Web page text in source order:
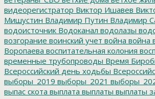
видеорегистратор Виктор Ишавев
Мишустин Владимир Путин Владимир
водоисточник Водоканал водолазы
возгорание воинский учет война война
Воропаева воспитательная колония
временные трубопроводы Время
Всероссийский день ходьбы
выборы_2019 выборы_2021
выпас скота выплата выплаты выплаты